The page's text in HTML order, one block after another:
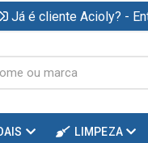
Já é cliente Acioly? -
LIMPEZA